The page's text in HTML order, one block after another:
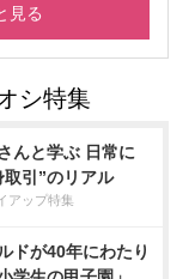
見る
んと学ぶ 日常に
取引”のリアル
アップ特集
ドが40年にわたり